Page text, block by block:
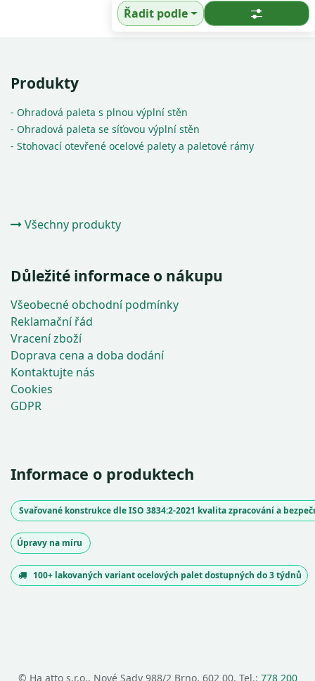
Řadit podle
Produkty
- Ohradová paleta s plnou výplní stěn
- Ohradová paleta se síťovou výplní stěn
- Stohovací otevřené ocelové palety a paletové rámy
Všechny produkty
Důležité informace o nákupu
Všeobecné obchodní podmínky
Reklamační řád
Vracení zboží
Doprava cena a doba dodání
Kontaktujte nás
Cookies
GDPR
Informace o produktech
Svařované konstrukce dle ISO 3834:2-2021 kvalita zpracování a
Úpravy na míru
100+ lakovaných variant ocelových palet dostupných do 3 týdnů
© Ha atto s.r.o., Nové Sady 988/2 Brno, 602 00, Tel.: 778 200